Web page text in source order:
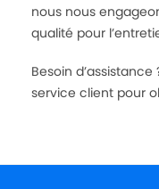
nous nous
qualité pour
Besoin
service client pour